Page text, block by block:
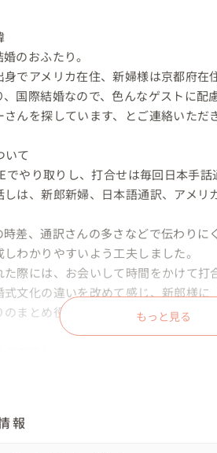
のおふたり。
でアメリカ在住、新婦様は京都府在
国際結婚なので、色んなゲストに配
んを探しています、とご連絡いただ
いて
でやり取りし、打合せは毎回日本手話
は、新郎新婦、日本語通訳、アメリ
時差、通訳さんの多さなどで伝わりに
わかりやすいよう工夫しました。
際には、お会いして時間をかけて打
式文化の違いを改めて感じ、新郎様に
まとめ役もさせていただきました☺️
わからないことは自分で体験して知
行が大好きなおふたり。新郎様が人生
もっと見る
報